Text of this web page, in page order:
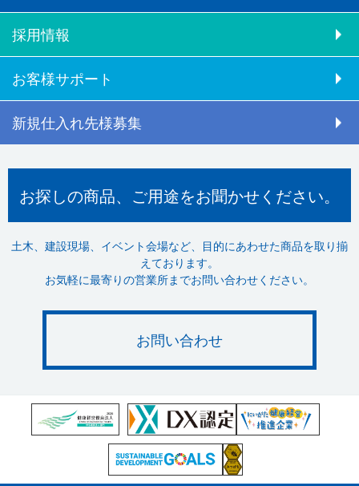
採用情報
お客様サポート
新規仕入れ先様募集
お探しの商品、ご用途をお聞かせください。
土木、建設現場、イベント会場など、目的にあわせた商品を取り揃
えております。
お気軽に最寄りの営業所までお問い合わせください。
お問い合わせ